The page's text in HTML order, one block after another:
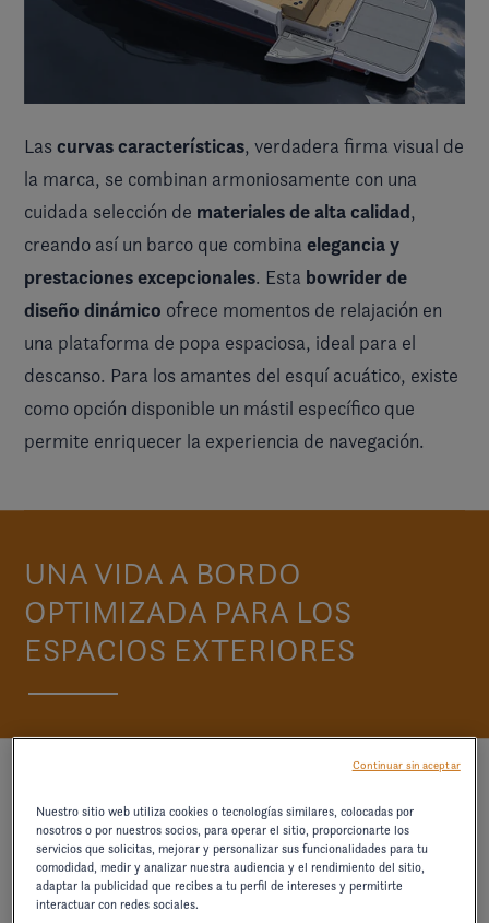
Las curvas características, verdadera firma visual de
la marca, se combinan armoniosamente con una
cuidada selección de materiales de alta calidad,
creando así un barco que combina elegancia y
prestaciones excepcionales. Esta bowrider de
diseño dinámico ofrece momentos de relajación en
una plataforma de popa espaciosa, ideal para el
descanso. Para los amantes del esquí acuático, existe
como opción disponible un mástil específico que
permite enriquecer la experiencia de navegación.
UNA VIDA A BORDO
OPTIMIZADA PARA LOS
ESPACIOS EXTERIORES
Nuestro sitio web utiliza cookies o tecnologías similares, colocadas por
nosotros o por nuestros socios, para operar el sitio, proporcionarte los
servicios que solicitas, mejorar y personalizar sus funcionalidades para tu
comodidad, medir y analizar nuestra audiencia y el rendimiento del sitio,
adaptar la publicidad que recibes a tu perfil de intereses y permitirte
interactuar con redes sociales.
Continuar sin aceptar